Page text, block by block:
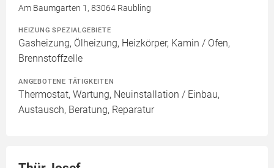
Am Baumgarten 1, 83064 Raubling
HEIZUNG SPEZIALGEBIETE
Gasheizung, Ölheizung, Heizkörper, Kamin / Ofen,
Brennstoffzelle
ANGEBOTENE TÄTIGKEITEN
Thermostat, Wartung, Neuinstallation / Einbau,
Austausch, Beratung, Reparatur